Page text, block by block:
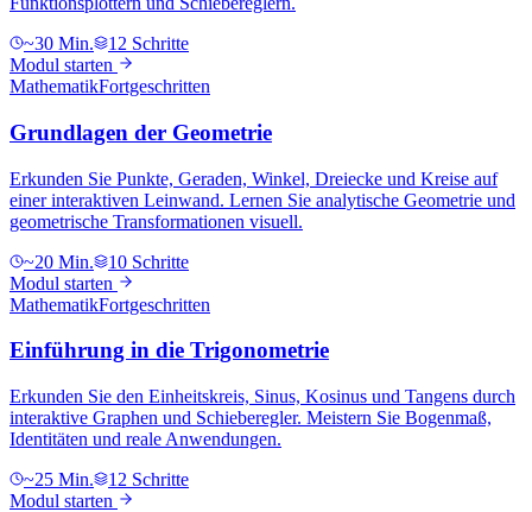
~30 Min.
12 Schritte
Modul starten
MathematikFortgeschritten
Grundlagen der Geometrie
Erkunden Sie Punkte, Geraden, Winkel, Dreiecke und Kreise auf
einer interaktiven Leinwand. Lernen Sie analytische Geometrie und
geometrische Transformationen visuell.
~20 Min.
10 Schritte
Modul starten
MathematikFortgeschritten
Einführung in die Trigonometrie
Erkunden Sie den Einheitskreis, Sinus, Kosinus und Tangens durch
interaktive Graphen und Schieberegler. Meistern Sie Bogenmaß,
Identitäten und reale Anwendungen.
~25 Min.
12 Schritte
Modul starten